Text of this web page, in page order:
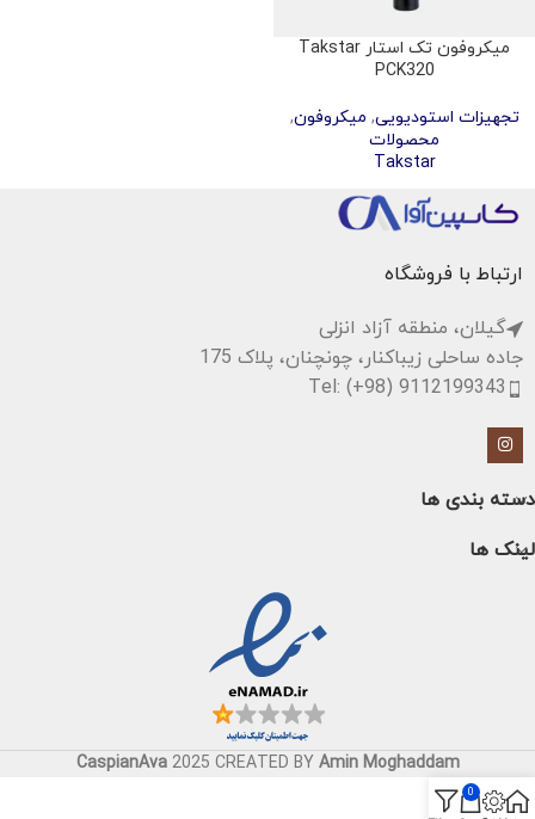
میکروفون تک استار Takstar
PCK320
تجهیزات استودیویی, میکروفون,
محصولات
Takstar
ارتباط با فروشگاه
گیلان، منطقه آزاد انزلی
جاده ساحلی زیباکنار، چونچنان، پلاک 175
Tel: (+98) 9112199343
دسته بندی ها
لینک ها
CaspianAva 2025 CREATED BY Amin Moghaddam
0